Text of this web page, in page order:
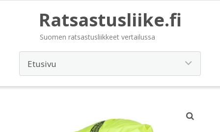
Ratsastusliike.fi
Suomen ratsastusliikkeet vertailussa